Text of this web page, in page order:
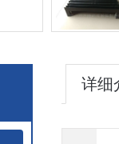
详细